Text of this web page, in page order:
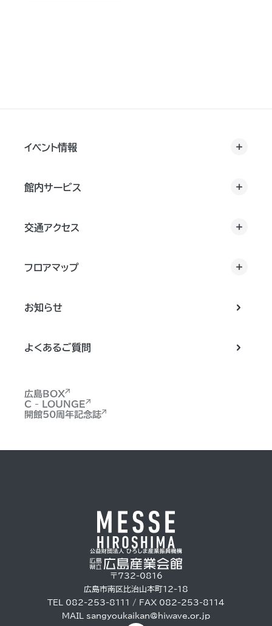
イベント情報
館内サービス
交通アクセス
フロアマップ
お知らせ
よくあるご質問
広島BOX
C - LOUNGE
開館50周年記念誌
〒732-0816
広島市南区比治山本町12-18
TEL 082-253-8111 / FAX 082-253-8114
MAIL sangyoukaikan@hiwave.or.jp